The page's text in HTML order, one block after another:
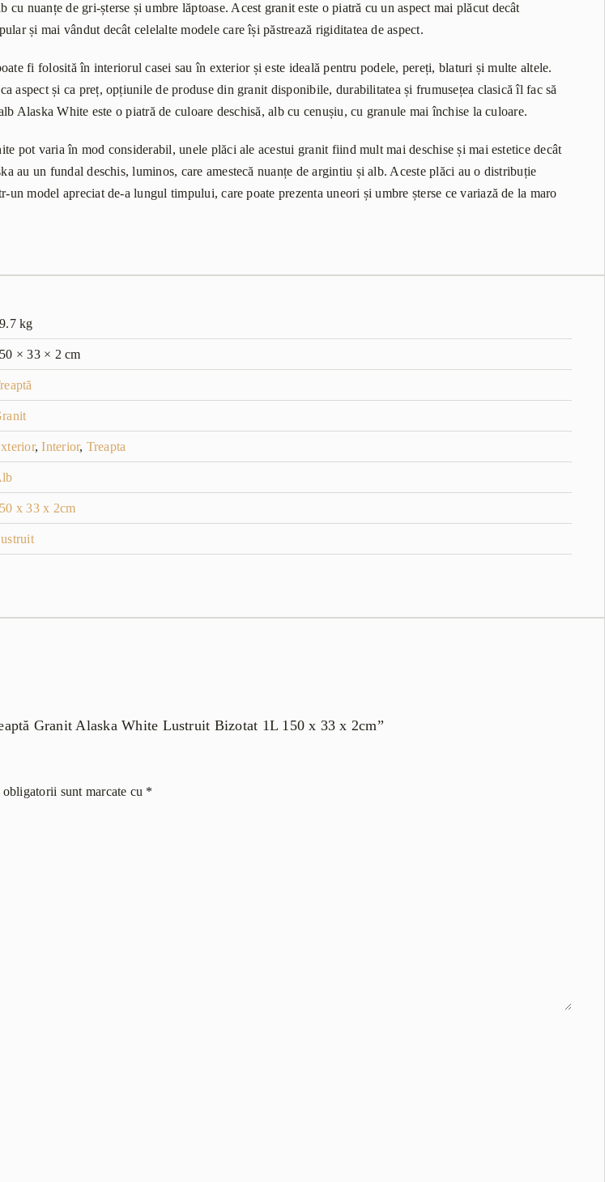
nuanțe de gri-șterse și umbre lăptoase. Acest granit este o piatră cu un aspect mai plăcut decât
și mai vândut decât celelalte modele care își păstrează rigiditatea de aspect.
fi folosită în interiorul casei sau în exterior și este ideală pentru podele, pereți, blaturi și multe altele.
aspect și ca preț, opțiunile de produse din granit disponibile, durabilitatea și frumusețea clasică îl fac să
Alaska White este o piatră de culoare deschisă, alb cu cenușiu, cu granule mai închise la culoare.
pot varia în mod considerabil, unele plăci ale acestui granit fiind mult mai deschise și mai estetice decât
au un fundal deschis, luminos, care amestecă nuanțe de argintiu și alb. Aceste plăci au o distribuție
model apreciat de-a lungul timpului, care poate prezenta uneori și umbre șterse ce variază de la maro
kg
× 33 × 2 cm
,Interior, Treapta
x 33 x 2cm
Granit Alaska White Lustruit Bizotat 1L 150 x 33 x 2cm”
sunt marcate cu *